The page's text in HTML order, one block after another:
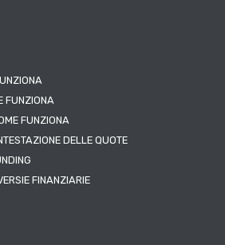
FUNZIONA
FUNZIONA
DELLE QUOTE
FINANZIARIE